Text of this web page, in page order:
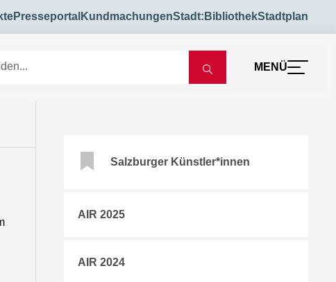
Presseportal KundmachungenStadt:BibliothekStadtplan
MENÜ
Salzburger Künstler*innen
AIR 2025
AIR 2024